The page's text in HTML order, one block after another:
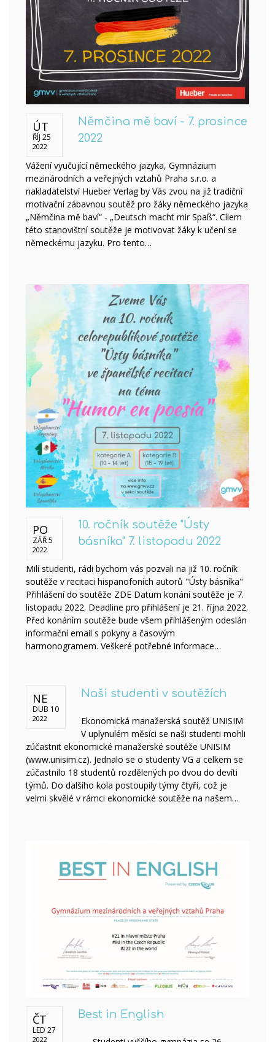
ÚT
ŘÍJ 25
2022
Němčina mě baví - 7. prosince
2022
Vážení vyučující německého jazyka, Gymnázium
mezinárodních a veřejných vztahů Praha s.r.o. a
nakladatelství Hueber Verlag by Vás zvou na již tradiční
motivační zábavnou soutěž pro žáky německého jazyka
„Němčina mě baví“ - „Deutsch macht mir Spaß“. Cílem
této stanovištní soutěže je motivovat žáky k učení se
německému jazyku. Pro tento…
PO
ZÁŘ 5
2022
10. ročník soutěže "Ústy
básníka" 7. listopadu 2022
Milí studenti, rádi bychom vás pozvali na již 10. ročník
soutěže v recitaci hispanofoních autorů "Ústy básníka"
Přihlášení do soutěže ZDE Datum konání soutěže je 7.
listopadu 2022. Deadline pro přihlášení je 21. října 2022.
Před konáním soutěže bude všem přihlášeným odeslán
informační email s pokyny a časovým
harmonogramem. Veškeré potřebné informace…
NE
DUB 10
2022
Naši studenti v soutěžích
Ekonomická manažerská soutěž UNISIM
V uplynulém měsíci se naši studenti mohli
zúčastnit ekonomické manažerské soutěže UNISIM
(www.unisim.cz). Jednalo se o studenty VG a celkem se
zúčastnilo 18 studentů rozdělených po dvou do devíti
týmů. Do dalšího kola postoupily týmy čtyři, což je
velmi skvělé v rámci ekonomické soutěže na našem…
ČT
LED 27
2022
Best in English